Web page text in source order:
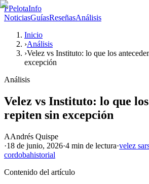
PPelotaInfo
NoticiasGuíasReseñasAnálisis
Inicio
›Análisis
›Velez vs Instituto: lo que los
excepción
Análisis
Velez vs Instituto: lo que
repiten sin excepción
AAndrés Quispe
·18 de junio, 2026·4 min de lectura·velez
cordobahistorial
Contenido del artículo